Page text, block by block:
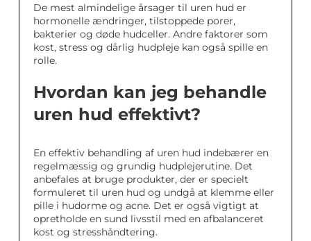
De mest almindelige årsager til uren hud er
hormonelle ændringer, tilstoppede porer,
bakterier og døde hudceller. Andre faktorer som
kost, stress og dårlig hudpleje kan også spille en
rolle.
Hvordan kan jeg behandle
uren hud effektivt?
En effektiv behandling af uren hud indebærer en
regelmæssig og grundig hudplejerutine. Det
anbefales at bruge produkter, der er specielt
formuleret til uren hud og undgå at klemme eller
pille i hudorme og acne. Det er også vigtigt at
opretholde en sund livsstil med en afbalanceret
kost og stresshåndtering.